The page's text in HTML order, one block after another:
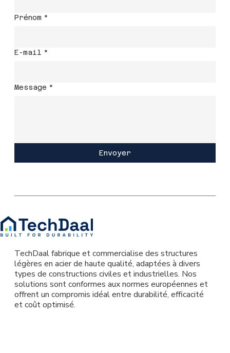
Prénom *
E-mail *
Message *
Envoyer
TechDaal fabrique et commercialise des structures
légères en acier de haute qualité, adaptées à divers
types de constructions civiles et industrielles. Nos
solutions sont conformes aux normes européennes et
offrent un compromis idéal entre durabilité, efficacité
et coût optimisé.